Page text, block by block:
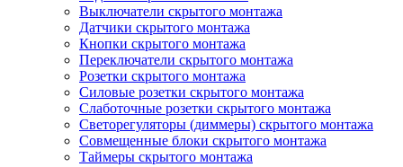
Выключатели скрытого монтажа
Датчики скрытого монтажа
Кнопки скрытого монтажа
Переключатели скрытого монтажа
Розетки скрытого монтажа
Силовые розетки скрытого монтажа
Слаботочные розетки скрытого монтажа
Светорегуляторы (диммеры) скрытого монтажа
Совмещенные блоки скрытого монтажа
Таймеры скрытого монтажа